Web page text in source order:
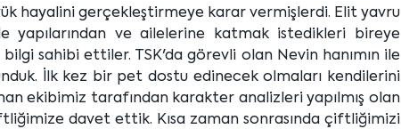
hayalini gerçekleştirmeye karar vermişlerdi. Elit yavru
ve ailelerine katmak istedikleri bireye
sahibi ettiler. TSK'da görevli olan Nevin hanımın ile
İlk kez bir pet dostu edinecek olmaları kendilerini
ekibimiz tarafından karakter analizleri yapılmış olan
davet ettik. Kısa zaman sonrasında çiftliğimizi